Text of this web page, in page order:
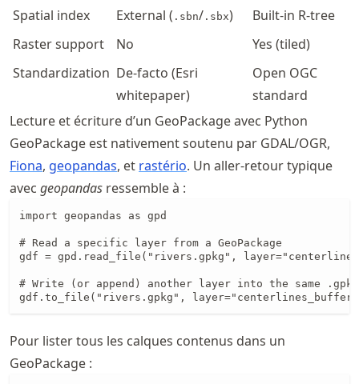
Spatial index External ( .sbn/ .sbx)
Built-in R-tree
Raster support
No
Yes (tiled)
Standardization De-facto (Esri
whitepaper)
Open OGC
standard
Lecture et écriture d’un GeoPackage avec Python
GeoPackage est nativement soutenu par GDAL/OGR,
Fiona, geopandas, et rastério. Un aller-retour typique
avec geopandas ressemble à :
import geopandas as gpd
# Read a specific layer from a GeoPackage
gdf = gpd.read_file("rivers.gpkg",
# Write (or append) another layer into the same .gpkg
gdf.to_file("rivers.gpkg",
Pour lister tous les calques contenus dans un
GeoPackage :